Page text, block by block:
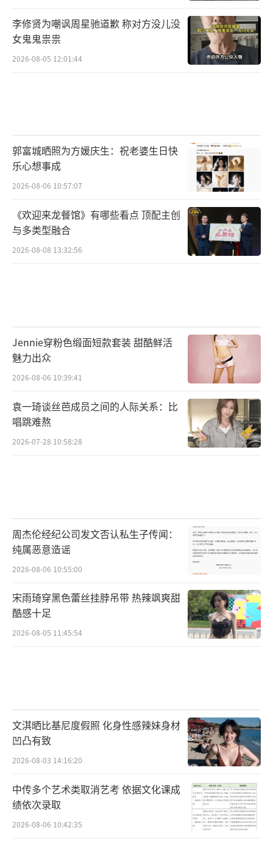
李修贤为嘲讽周星驰道歉 称对方没儿没
女鬼鬼祟祟
2026-08-05 12:01:44
郭富城晒照为方媛庆生：祝老婆生日快
乐心想事成
2026-08-06 10:57:07
《欢迎来龙餐馆》有哪些看点 顶配主创
与多类型融合
2026-08-08 13:32:56
Jennie穿粉色缎面短款套装 甜酷鲜活
魅力出众
2026-08-06 10:39:41
袁一琦谈丝芭成员之间的人际关系：比
唱跳难熬
2026-07-28 10:58:28
周杰伦经纪公司发文否认私生子传闻：
纯属恶意造谣
2026-08-06 10:55:00
宋雨琦穿黑色蕾丝挂脖吊带 热辣飒爽甜
酷感十足
2026-08-05 11:45:54
文淇晒比基尼度假照 化身性感辣妹身材
凹凸有致
2026-08-03 14:16:20
中传多个艺术类取消艺考 依据文化课成
绩依次录取
2026-08-06 10:42:35